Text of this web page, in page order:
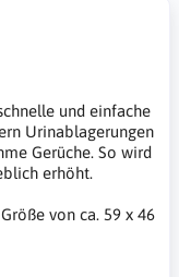
und einfache
Urinablagerungen
Gerüche. So wird
erhöht.
von ca. 59 x 46